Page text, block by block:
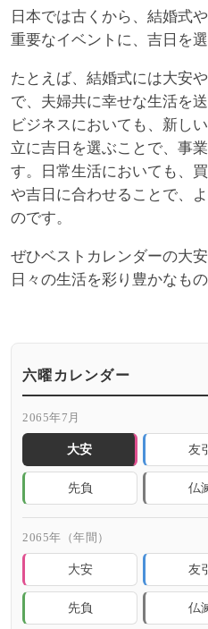
日本では古くから、結婚式
重要なイベントに、吉日を
たとえば、結婚式には大安
で、夫婦共に幸せな生活を
ビジネスにおいても、新し
立に吉日を選ぶことで、事
す。日常生活においても、
や吉日に合わせることで、
のです。
ぜひベストカレンダーの大
日々の生活を彩り豊かなも
六曜カレンダー
2065年7月
大安 友
先負 仏
2065年（年間）
大安 友
先負 仏